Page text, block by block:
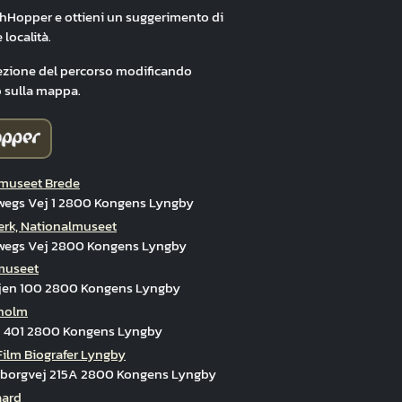
e ottieni un suggerimento di
località.
del percorso modificando
mappa.
Brede
Vej 1 2800 Kongens Lyngby
Nationalmuseet
Vej 2800 Kongens Lyngby
100 2800 Kongens Lyngby
2800 Kongens Lyngby
Biografer Lyngby
215A 2800 Kongens Lyngby